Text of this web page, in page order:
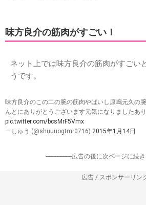
味方良介の筋肉がすごい！
ネット上では味方良介の筋肉がすごい
うです。
味方良介のこの二の腕の筋肉やばいし原嶋元久の
んとにありがとうございます元気になりましたあ
pic.twitter.com/bcsMrF5Vmx
— しゅう (@shuuuogtmr0716) 2015年1月14日
-----------------広告の後に次ページに続き
広告 / スポンサーリン